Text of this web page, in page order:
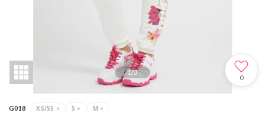
1/3
0
G018 XS/SS × S × M ×